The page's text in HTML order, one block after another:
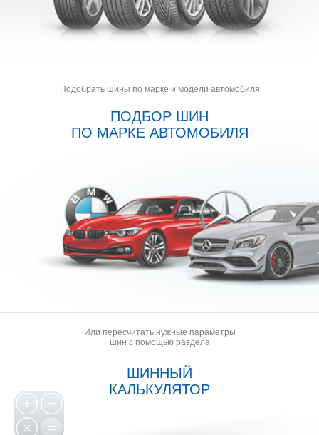
Подобрать шины по марке и модели автомобиля
ПОДБОР ШИН
ПО МАРКЕ АВТОМОБИЛЯ
Или пересчитать нужные параметры
шин с помощью раздела
ШИННЫЙ
КАЛЬКУЛЯТОР